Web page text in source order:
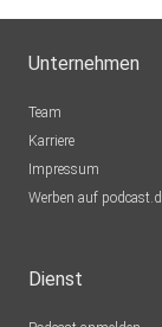
Unternehmen
Team
Karriere
Impressum
Werben auf
Dienst